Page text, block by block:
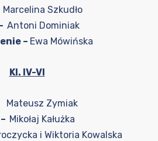
Marcelina Szkudło
Antoni Dominiak
– Ewa Mówińska
Kl. IV-VI
Mateusz Zymiak
Mikołaj Kałużka
i Wiktoria Kowalska